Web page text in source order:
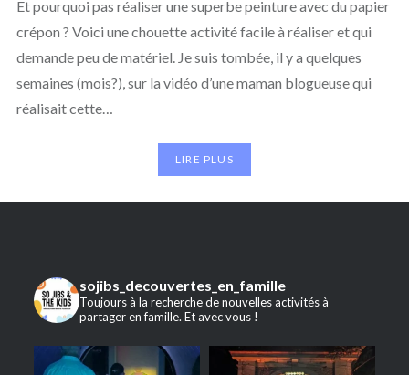
Et pourquoi pas réaliser une superbe peinture avec du papier
crépon ? Voici une chouette activité facile à réaliser et qui
demande peu de matériel. Je suis tombée, il y a quelques
semaines (mois?), sur la vidéo d’une maman blogueuse qui
réalisait cette…
LIRE PLUS
sojibs_decouvertes_en_famille
Toujours à la recherche de nouvelles activités à
partager en famille. Et avec vous !